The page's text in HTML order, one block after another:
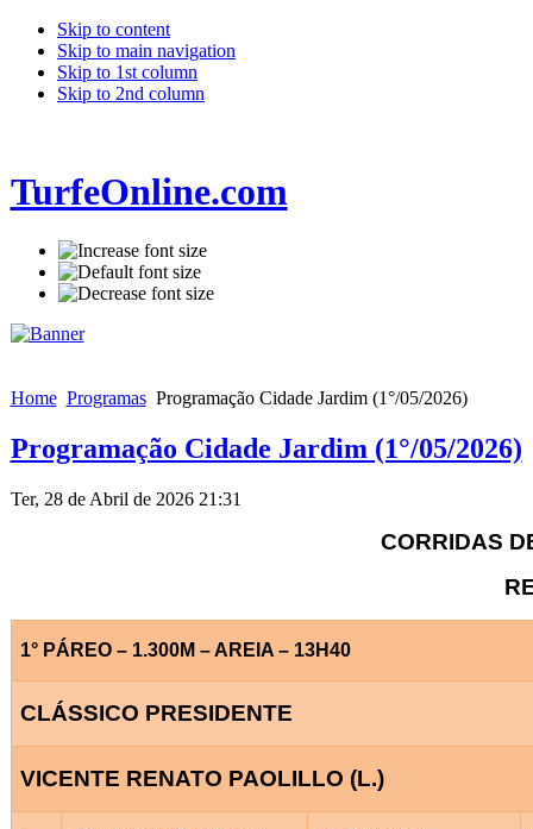
Skip to content
Skip to main navigation
Skip to 1st column
Skip to 2nd column
TurfeOnline.com
Home Programas Programação Cidade Jardim (1°/05/2026)
Programação Cidade Jardim (1°/05/2026)
Ter, 28 de Abril de 2026 21:31
CORRIDAS
1° PÁREO – 1.300M – AREIA – 13H40
CLÁSSICO PRESIDENTE
VICENTE RENATO PAOLILLO (L.)